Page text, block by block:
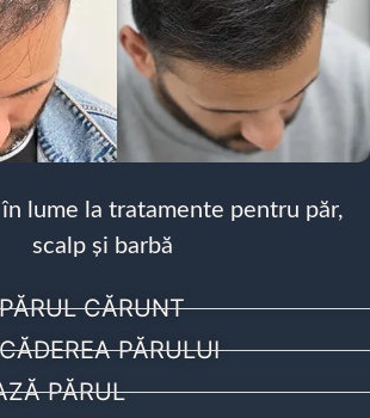
lume la tratamente pentru păr,
scalp și barbă
CĂRUNT
PĂRULUI
PĂRUL